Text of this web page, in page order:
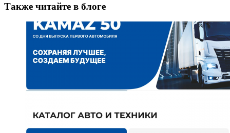
Также читайте в блоге